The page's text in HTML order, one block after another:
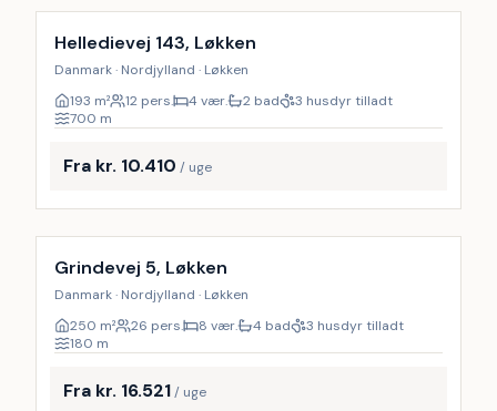
Helledievej 143, Løkken
Danmark · Nordjylland · Løkken
193 m² 12 pers. 4 vær. 2 bad
3 husdyr tilladt
700 m
Fra kr. 10.410 / uge
Inkl. rengøring
Grindevej 5, Løkken
Danmark · Nordjylland · Løkken
250 m² 26 pers. 8 vær. 4 bad
3 husdyr tilladt
180 m
Fra kr. 16.521/ uge